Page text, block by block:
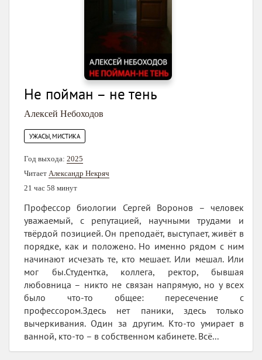
Не пойман – не тень
Алексей Небоходов
УЖАСЫ, МИСТИКА
Год выхода: 2025
Читает Александр Некряч
21 час 58 минут
Профессор биологии Сергей Воронов – человек
уважаемый, с репутацией, научными трудами и
твёрдой позицией. Он преподаёт, выступает, живёт в
порядке, как и положено. Но именно рядом с ним
начинают исчезать те, кто мешает. Или мешал. Или
мог бы.Студентка, коллега, ректор, бывшая
любовница – никто не связан напрямую, но у всех
было что-то общее: пересечение с
профессором.Здесь нет паники, здесь только
вычеркивания. Один за другим. Кто-то умирает в
ванной, кто-то – в собственном кабинете. Всё...